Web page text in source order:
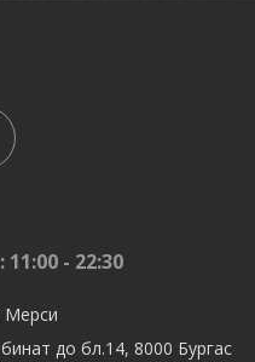
- 22:30
Мерси
до бл.14, 8000 Бургас